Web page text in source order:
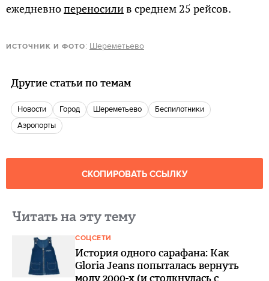
ежедневнопереносилив среднем 25 рейсов.
ИСТОЧНИК И ФОТО: Шереметьево
Другие статьи по темам
новости город Шереметьево
беспилотники
Аэропорты
СКОПИРОВАТЬ ССЫЛКУ
Читать на эту тему
СОЦСЕТИ
История одного сарафана: Как
Gloria Jeans попыталась вернуть
моду 2000-х (и столкнулась с